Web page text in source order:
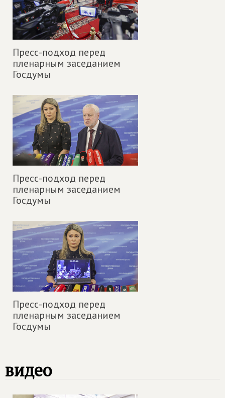
Пресс-подход перед
пленарным заседанием
Госдумы
Пресс-подход перед
пленарным заседанием
Госдумы
Пресс-подход перед
пленарным заседанием
Госдумы
видео